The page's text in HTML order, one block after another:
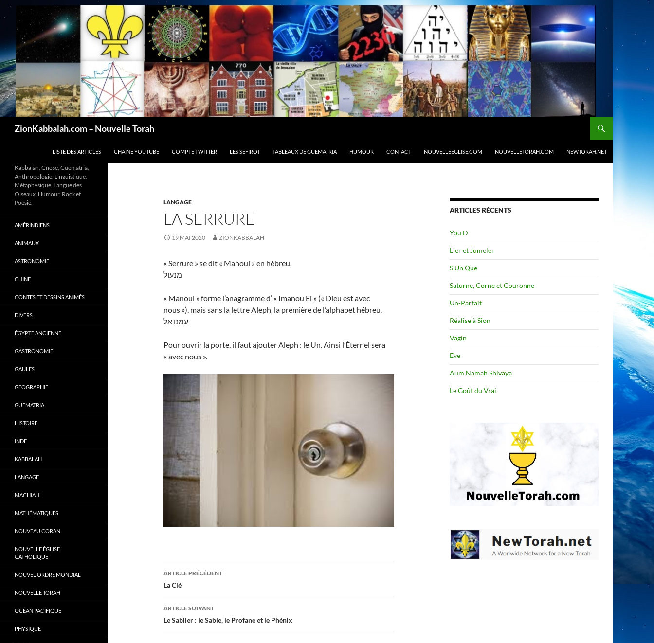
ZionKabbalah.com – Nouvelle Torah
LISTE DES ARTICLES
CHAÎNE YOUTUBE COMPTE TWITTER LES SEFIROT TABLEAUX DE GUEMATRIA HUMOUR CONTACT NOUVELLEEGLISE.COM NOUVELLETORAH.COM NEWTORAH.NET
LANGAGE
LA SERRURE
19 MAI 2020 ZIONKABBALAH
« Serrure » se dit « Manoul » en hébreu.
מנעול
« Manoul » forme l’anagramme d’ « Imanou El » (« Dieu est avec
nous »), mais sans la lettre Aleph, la première de l’alphabet hébreu.
עמנו אל
Pour ouvrir la porte, il faut ajouter Aleph : le Un. Ainsi l’Éternel sera
« avec nous ».
Navigation
des
articles
ARTICLE PRÉCÉDENT
La Clé
ARTICLE SUIVANT
Le Sablier : le Sable, le Profane et le Phénix
ARTICLES RÉCENTS
You D
Lier et Jumeler
S’Un Que
Saturne, Corne et Couronne
Un-Parfait
Réalise à Sion
Vagin
Eve
Aum Namah Shivaya
Le Goût du Vrai
Kabbalah, Gnose, Guematria,
Anthropologie, Linguistique,
Métaphysique, Langue des
Oiseaux, Humour, Rock et
Poésie.
AMÉRINDIENS
ANIMAUX
ASTRONOMIE
CHINE
CONTES ET DESSINS ANIMÉS
DIVERS
ÉGYPTE ANCIENNE
GASTRONOMIE
GAULES
GEOGRAPHIE
GUEMATRIA
HISTOIRE
INDE
KABBALAH
LANGAGE
MACHIAH
MATHÉMATIQUES
NOUVEAU CORAN
NOUVELLE ÉGLISE
CATHOLIQUE
NOUVEL ORDRE MONDIAL
NOUVELLE TORAH
OCÉAN PACIFIQUE
PHYSIQUE